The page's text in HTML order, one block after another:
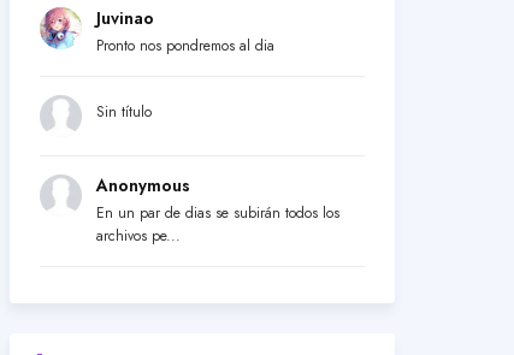
Juvinao
Pronto nos pondremos al dia
Sin título
Anonymous
En un par de dias se subirán todos los
archivos pe...